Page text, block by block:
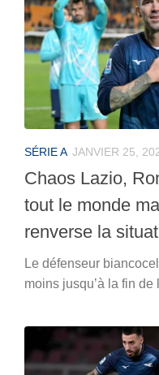
SÉRIE A JANVIER 25,
Chaos Lazio,
tout le monde
renverse la
Le défenseur
moins jusqu’à la fin de